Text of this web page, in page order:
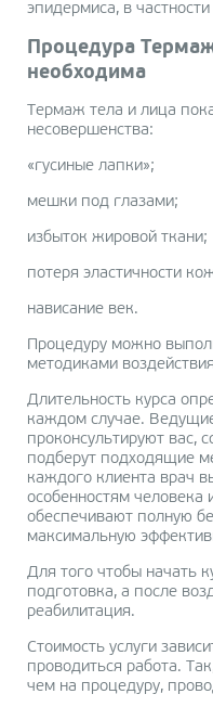
эпидермиса, в
Процедура
необходима
Термаж тела и лица
несовершенства:
«гусиные лапки»;
мешки под глазами;
избыток жировой ткани;
потеря эластичности
нависание век.
Процедуру можно
методиками
Длительность курса
каждом случае.
проконсультируют вас,
подберут подходящие
каждого клиента врач
особенностям человека
обеспечивают полную
максимальную
Для того чтобы начать
подготовка, а после
реабилитация.
Стоимость услуги
проводиться работа.
чем на процедуру,